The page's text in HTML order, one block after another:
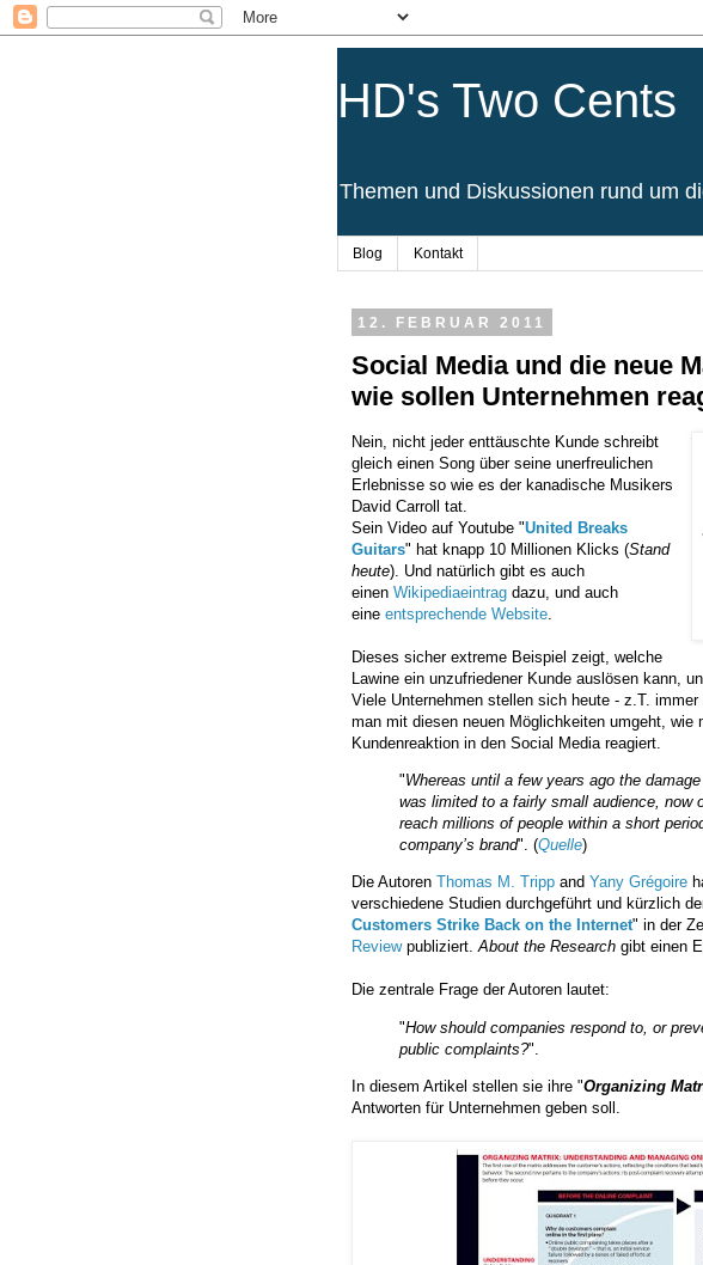
HD's Two Cents
Themen und Diskussionen rund um
Blog Kontakt
12. FEBRUAR 2011
Social Media und die neue
wie sollen Unternehmen
Nein, nicht jeder enttäuschte Kunde schreibt
gleich einen Song über seine unerfreulichen
Erlebnisse so wie es der kanadische Musikers
David Carroll tat.
Sein Video auf Youtube "United Breaks
Guitars" hat knapp 10 Millionen Klicks (Stand
heute). Und natürlich gibt es auch
einen Wikipediaeintrag dazu, und auch
eine entsprechende Website.
Dieses sicher extreme Beispiel zeigt, welche
Lawine ein unzufriedener Kunde auslösen kann,
Viele Unternehmen stellen sich heute - z.T.
man mit diesen neuen Möglichkeiten umgeht, wie
Kundenreaktion in den Social Media reagiert.
"Whereas until a few years ago the
was limited to a fairly small audience, now
reach millions of people within a short
company’s brand". (Quelle)
Die Autoren Thomas M. Tripp and Yany Grégoire
verschiedene Studien durchgeführt und kürzlich
Customers Strike Back on the Internet" in der
Reviewpubliziert.About the Research gibt einen
Die zentrale Frage der Autoren lautet:
"How should companies respond to, or
public complaints?".
In diesem Artikel stellen sie ihre "Organizing
Antworten für Unternehmen geben soll.